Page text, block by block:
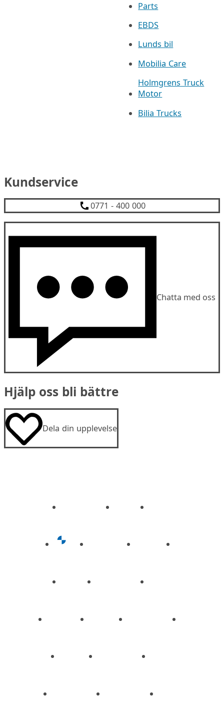
Parts
EBDS
Lunds bil
Mobilia Care
Holmgrens Truck
Motor
Bilia Trucks
Kundservice
0771 - 400 000
Chatta med oss
Hjälp oss bli bättre
Dela din upplevelse